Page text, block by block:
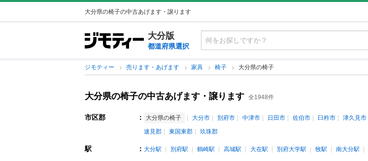
大分県の椅子の中古あげます・譲ります
大分版
都道府県選択
ジモティー 売ります・あげます 家具 椅子 大分県の椅子
大分県の椅子の中古あげます・譲ります 全1948件
市区郡 ： 大分県の椅子 大分市 別府市 中津市 日田市 佐伯市 臼杵市 津久見市
速見郡
東国東郡 玖珠郡
駅 ： 大分駅 別府駅 鶴崎駅 高城駅 大在駅 別府大学駅 牧駅 南大分駅